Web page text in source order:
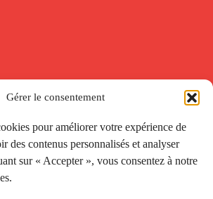
Gérer le consentement
pour améliorer votre expérience de
des contenus personnalisés et analyser
sur « Accepter », vous consentez à notre
de vente
Côté Courrier